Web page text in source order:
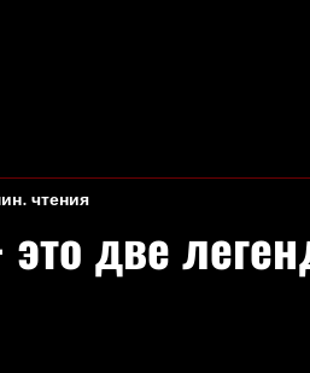
две
чтения